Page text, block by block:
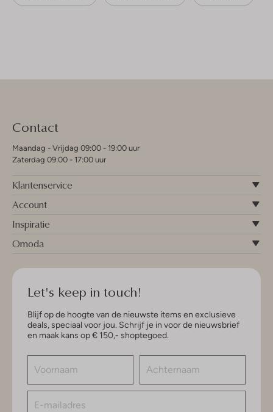
Contact
Maandag - Vrijdag 09:00 - 19:00 uur
Zaterdag 09:00 - 17:00 uur
Klantenservice
Account
Inspiratie
Omoda
Let's keep in touch!
Blijf op de hoogte van de nieuwste items en exclusieve
deals, speciaal voor jou. Schrijf je in voor de nieuwsbrief
en maak kans op € 150,- shoptegoed.